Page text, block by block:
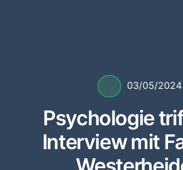
03/05/2024
Psychologie
Interview mit